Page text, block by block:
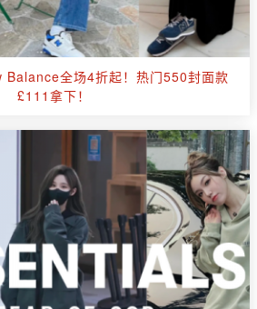
Balance全场4折起！热门550封面款
£111拿下！